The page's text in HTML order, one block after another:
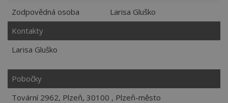
Zodpovědná osoba
Larisa Gluško
Kontakty
Larisa Gluško
Pobočky
Tovární 2962, Plzeň, 30100 , Plzeň-město